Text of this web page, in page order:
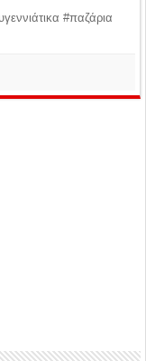
#παζάρια